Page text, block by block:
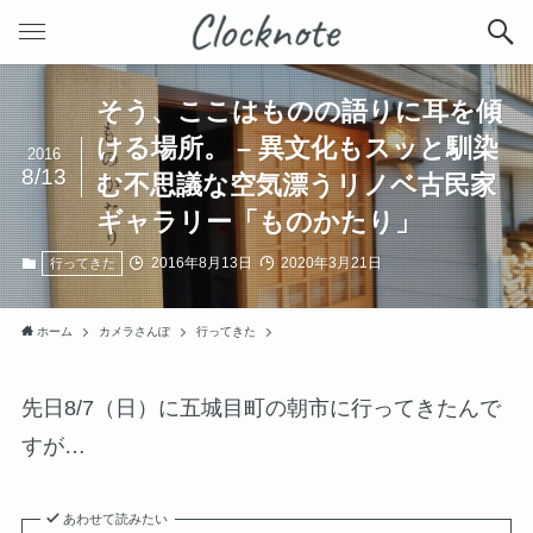
そう、ここはものの語りに耳を傾
ける場所。 – 異文化もスッと馴染
む不思議な空気漂うリノベ古民家
ギャラリー「ものかたり」
2016
8/13
行ってきた 2016年8月13日 2020年3月21日
ホーム カメラさんぽ 行ってきた
先日8/7（日）に五城目町の朝市に行ってきたんで
すが…
あわせて読みたい